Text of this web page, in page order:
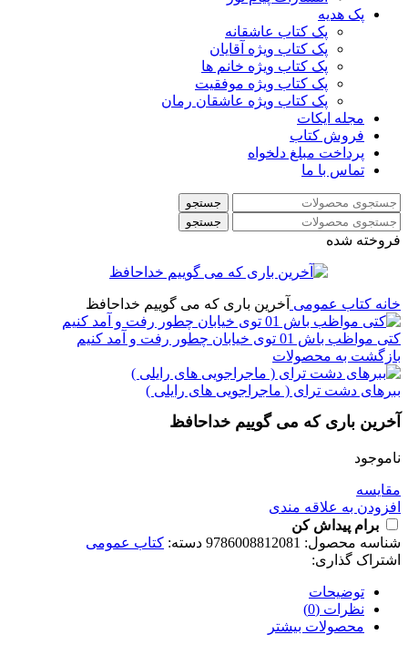
پک هدیه
پک کتاب عاشقانه
پک کتاب ویژه آقایان
پک کتاب ویژه خانم ها
پک کتاب ویژه موفقیت
پک کتاب ویژه عاشقان رمان
مجله ایکات
فروش کتاب
پرداخت مبلغ دلخواه
تماس با ما
جستجو
جستجو
فروخته شده
خانه کتاب عمومی آخرین باری که می گوییم خداحافظ
کتی مواظب باش 01 توی خیابان چطور رفت و آمد کنیم
بازگشت به محصولات
ببرهای دشت ترای ( ماجراجویی های رایلی )
آخرین باری که می گوییم خداحافظ
ناموجود
مقايسه
افزودن به علاقه مندی
برام پیداش کن
شناسه محصول: 9786008812081 دسته: کتاب عمومی
اشتراک گذاری:
توضیحات
نظرات (0)
محصولات بیشتر